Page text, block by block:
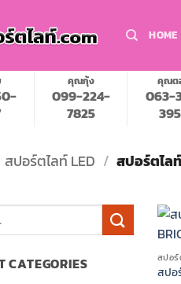
HOME
คุณกุ้ง
099-224-
7825
คุณต
063-
สปอร์ตไลท์ LED / สปอร์ตไล
CATEGORIES สปอร์
สปอ